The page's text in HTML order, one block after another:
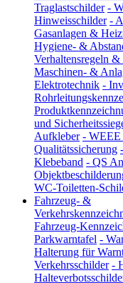
Traglastschilder -
Hinweisschilder -
Gasanlagen &
Hygiene- &
Verhaltensregeln
Maschinen- &
Elektrotechnik -
und
Aufkleber - WEEE
Qualitätssicherung -
Klebeband - QS
WC-Toiletten-
Fahrzeug- &
Fahrzeug-
Parkwarntafel -
Halterung für
Verkehrsschilder -